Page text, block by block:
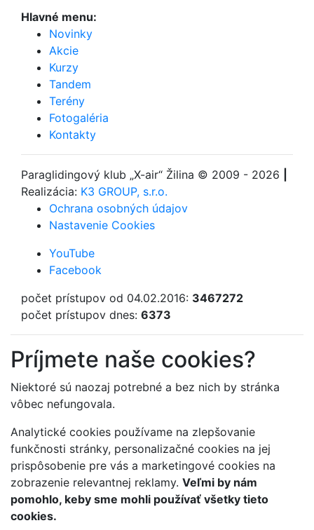
Hlavné menu:
Novinky
Akcie
Kurzy
Tandem
Terény
Fotogaléria
Kontakty
Paraglidingový klub „X-air“ Žilina © 2009 - 2026
Realizácia: K3 GROUP, s.r.o.
Ochrana osobných údajov
Nastavenie Cookies
YouTube
Facebook
počet prístupov od 04.02.2016: 3467272
počet prístupov dnes: 6373
Príjmete naše cookies?
Niektoré sú naozaj potrebné a bez nich by stránka
vôbec nefungovala.
Analytické cookies používame na zlepšovanie
funkčnosti stránky, personalizačné cookies na jej
prispôsobenie pre vás a marketingové cookies na
zobrazenie relevantnej reklamy. Veľmi by nám
pomohlo, keby sme mohli používať všetky tieto
cookies.